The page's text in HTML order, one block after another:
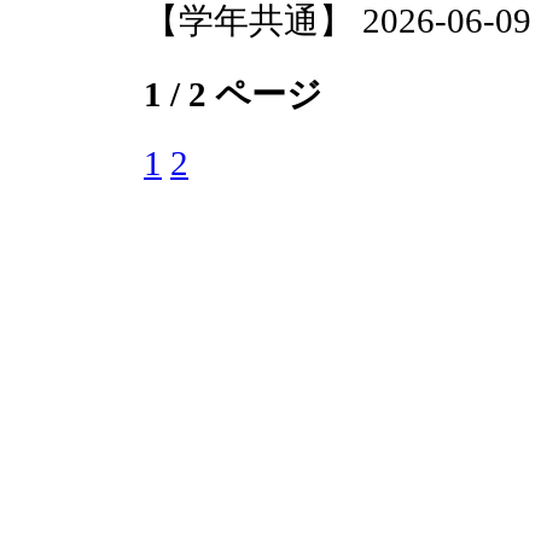
【学年共通】 2026-06-
1 / 2 ページ
1 2